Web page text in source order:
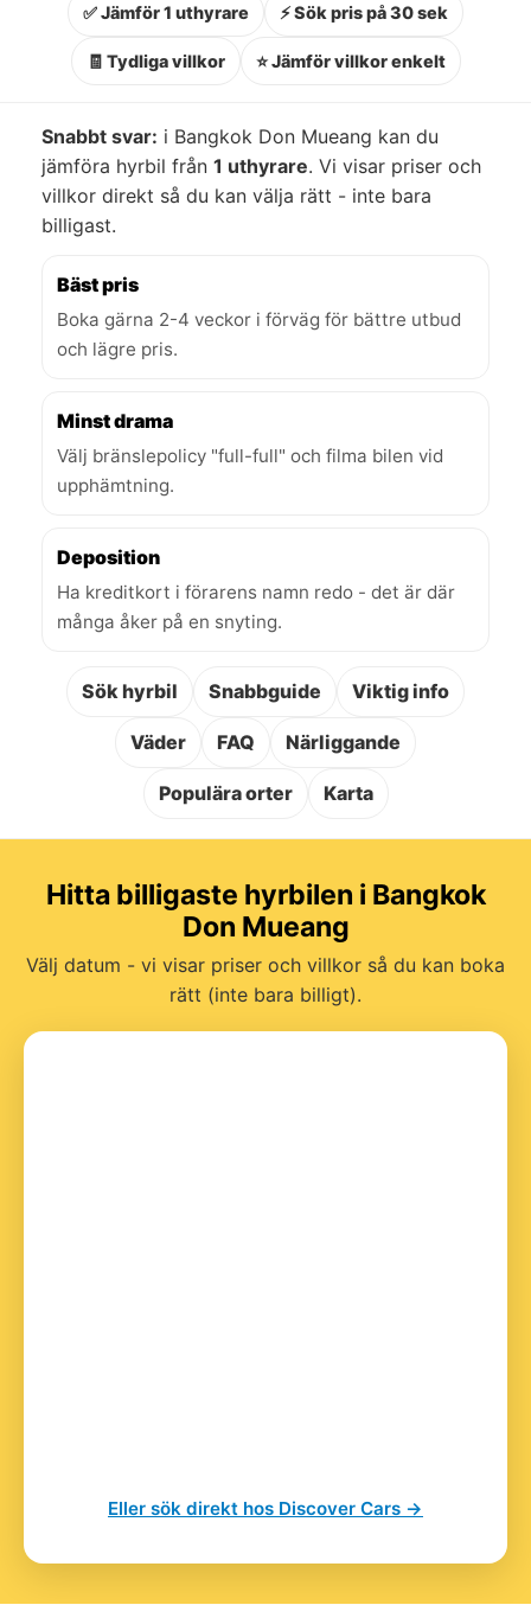
✅ Jämför 1 uthyrare ⚡ Sök pris på 30 sek
🧾 Tydliga villkor ⭐ Jämför villkor enkelt
Snabbt svar: i Bangkok Don Mueang kan du
jämföra hyrbil från 1 uthyrare. Vi visar priser och
villkor direkt så du kan välja rätt - inte bara
billigast.
Bäst pris
Boka gärna 2-4 veckor i förväg för bättre utbud
och lägre pris.
Minst drama
Välj bränslepolicy "full-full" och filma bilen vid
upphämtning.
Deposition
Ha kreditkort i förarens namn redo - det är där
många åker på en snyting.
Sök hyrbil Snabbguide Viktig info
Väder FAQ Närliggande
Populära orter Karta
Hitta billigaste hyrbilen i Bangkok
Don Mueang
Välj datum - vi visar priser och villkor så du kan boka
rätt (inte bara billigt).
Eller sök direkt hos Discover Cars →